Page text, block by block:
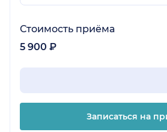
Стоимость приёма
5 900 ₽
Записаться на